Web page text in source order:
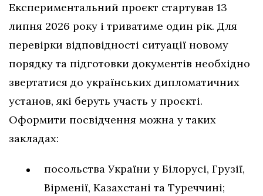
Експериментальний проєкт стартував 13
липня 2026 року і триватиме один рік. Для
перевірки відповідності ситуації новому
порядку та підготовки документів необхідно
звертатися до українських дипломатичних
установ, які беруть участь у проєкті.
Оформити посвідчення можна у таких
закладах:
посольства України у Білорусі, Грузії,
Вірменії, Казахстані та Туреччині;